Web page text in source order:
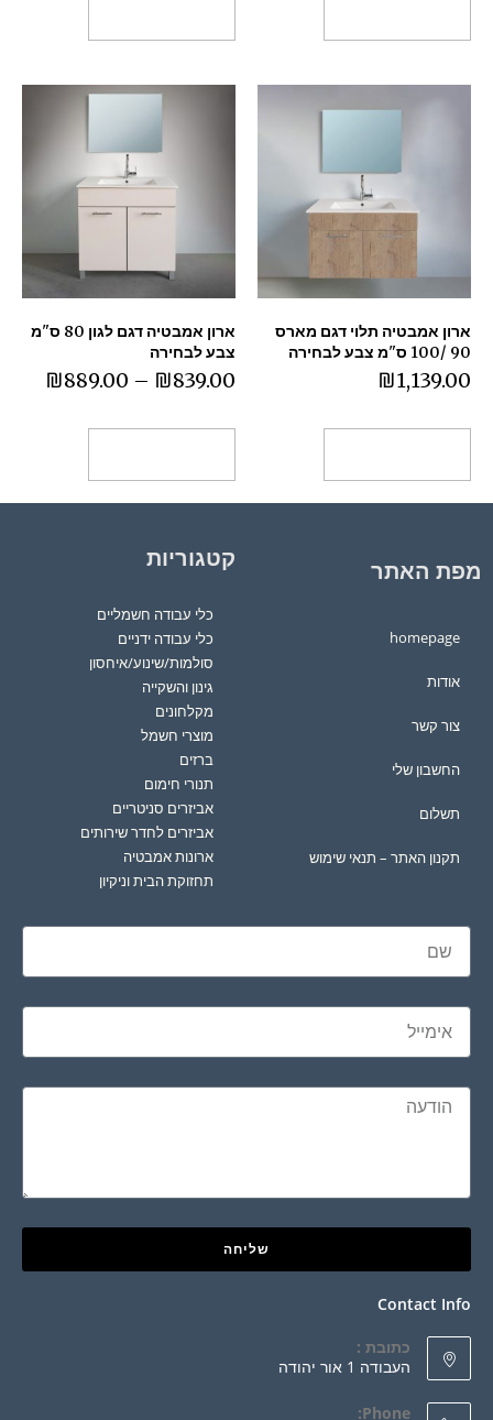
ארון אמבטיה תלוי דגם מארס
90 /100 ס"מ צבע לבחירה
₪1,139.00
ארון אמבטיה דגם לגון 80 ס"מ
צבע לבחירה
₪839.00
–
₪889.00
מפת האתר
homepage
אודות
צור קשר
החשבון שלי
תשלום
תקנון האתר – תנאי שימוש
קטגוריות
כלי עבודה חשמליים
כלי עבודה ידניים
סולמות/שינוע/איחסון
גינון והשקייה
מקלחונים
מוצרי חשמל
ברזים
תנורי חימום
אביזרים סניטריים
אביזרים לחדר שירותים
ארונות אמבטיה
תחזוקת הבית וניקיון
שליחה
Contact Info
כתובת :
העבודה 1 אור יהודה
Phone: